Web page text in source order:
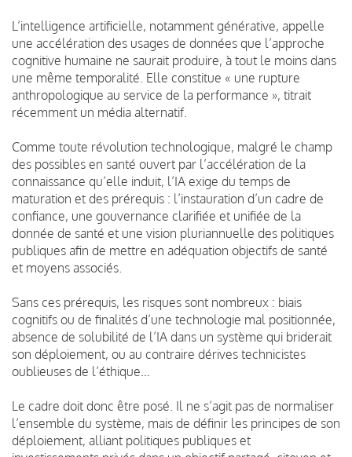
L’intelligence artificielle, notamment générative, appelle
une accélération des usages de données que l’approche
cognitive humaine ne saurait produire, à tout le moins dans
une même temporalité. Elle constitue « une rupture
anthropologique au service de la performance », titrait
récemment un média alternatif.
Comme toute révolution technologique, malgré le champ
des possibles en santé ouvert par l’accélération de la
connaissance qu’elle induit, l’IA exige du temps de
maturation et des prérequis : l’instauration d’un cadre de
confiance, une gouvernance clarifiée et unifiée de la
donnée de santé et une vision pluriannuelle des politiques
publiques afin de mettre en adéquation objectifs de santé
et moyens associés.
Sans ces prérequis, les risques sont nombreux : biais
cognitifs ou de finalités d’une technologie mal positionnée,
absence de solubilité de l’IA dans un système qui briderait
son déploiement, ou au contraire dérives technicistes
oublieuses de l’éthique…
Le cadre doit donc être posé. Il ne s’agit pas de normaliser
l’ensemble du système, mais de définir les principes de son
déploiement, alliant politiques publiques et